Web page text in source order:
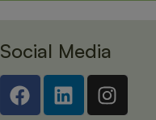
Social Media